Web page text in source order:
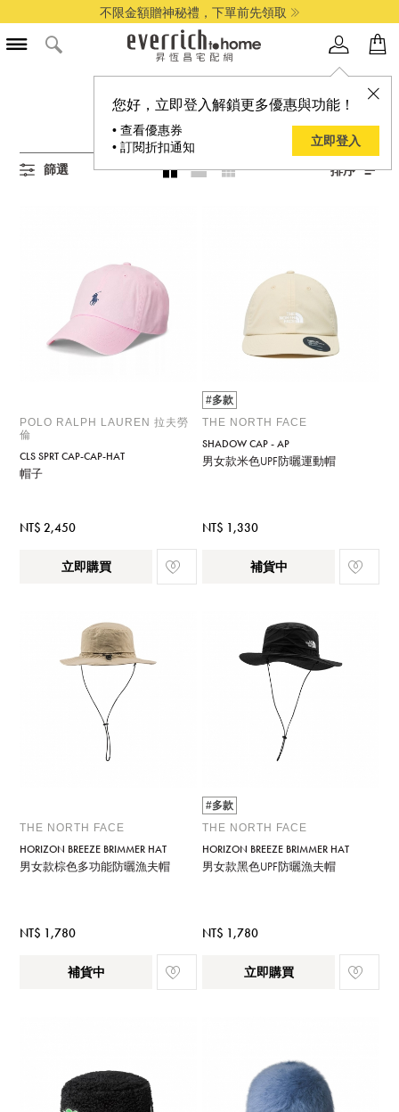
不限金額贈神秘禮，下單前先領取
您好，立即登入解鎖更多優惠與功能！
• 查看優惠券
• 訂閱折扣通知
立即登入
所有帽子/頭巾商品
20
篩選 排序
POLO RALPH LAUREN 拉夫勞
倫
CLS SPRT CAP-CAP-HAT
帽子
NT$ 2,450
立即購買
#多款
THE NORTH FACE
SHADOW CAP - AP
男女款米色UPF防曬運動帽
NT$ 1,330
補貨中
THE NORTH FACE
HORIZON BREEZE BRIMMER HAT
男女款棕色多功能防曬漁夫帽
NT$ 1,780
補貨中
#多款
THE NORTH FACE
HORIZON BREEZE BRIMMER HAT
男女款黑色UPF防曬漁夫帽
NT$ 1,780
立即購買